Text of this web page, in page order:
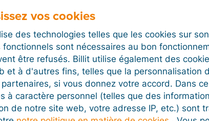
mais une fois qu’ils ont
ils en ont vu les avantages très
instantanément leurs
avec leur comptable sous forme
aussi gagner un temps
scanner les documents, de les
au comptable dans une boîte à
vos cookies
des technologies telles que les cookies sur
fonctionnels sont nécessaires au bon
être refusés. Billit utilise également des
et à d'autres fins, telles que la personnalisation
si vous donnez votre accord. Dans
à caractère personnel (telles que des
de notre site web, votre adresse IP, etc.) sont